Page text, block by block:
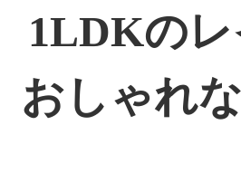
1LDKのレ
おしゃれ